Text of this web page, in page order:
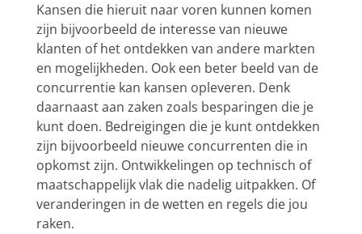
Kansen die hieruit naar voren kunnen komen
zijn bijvoorbeeld de interesse van nieuwe
klanten of het ontdekken van andere markten
en mogelijkheden. Ook een beter beeld van de
concurrentie kan kansen opleveren. Denk
daarnaast aan zaken zoals besparingen die je
kunt doen. Bedreigingen die je kunt ontdekken
zijn bijvoorbeeld nieuwe concurrenten die in
opkomst zijn. Ontwikkelingen op technisch of
maatschappelijk vlak die nadelig uitpakken. Of
veranderingen in de wetten en regels die jou
raken.